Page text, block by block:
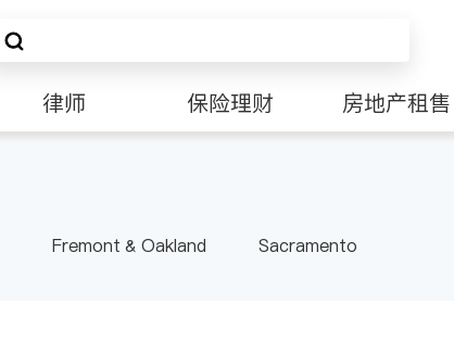
律师 保险理财 房地产租售
Fremont & Oakland Sacramento